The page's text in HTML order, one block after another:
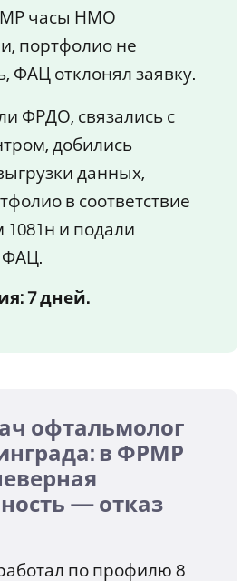
часы НМО
портфолио не
ФАЦ отклонял заявку.
ФРДО, связались с
добились
данных,
в соответствие
и подали
ФАЦ.
7 дней.
офтальмолог
в ФРМР
— отказ
по профилю 8